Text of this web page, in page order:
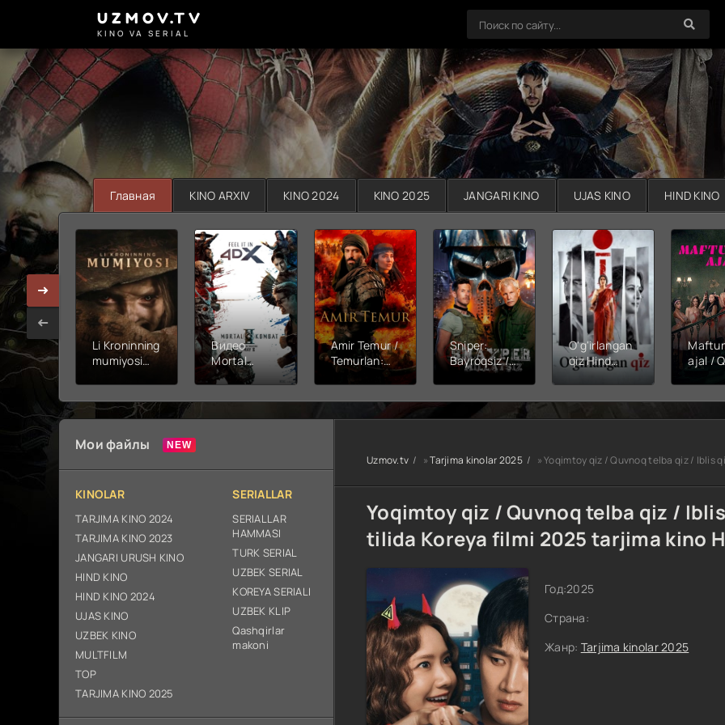
UZMOV.TV
KINO VA SERIAL
Главная KINO ARXIV KINO 2024 KINO 2025 JANGARI KINO UJAS KINO HIND KINO
Li Kroninning
mumiyosi
tarjima HD
skachat
Видео
Mortal
kombat 2 /
(2026)
Uzbek tilida
Amir Temur /
Temurlan:
Fathchining
Premyera
Netflix filmi
O'zbekcha
2026
tarjima kino
ix skachat
Sniper:
Bayroqsiz /
Snayper:
Bayroqsiz
snayper
Uzbek tilida
O'zbekcha
2026
Full HD tas-
ix skachat
O'g'irlangan
qiz Hind
kinosi 2026
O'zbekcha
tarjima kino
ajal /
tilida)
2026
Мои файлы
KINOLAR
TARJIMA KINO 2024
TARJIMA KINO 2023
JANGARI URUSH KINO
HIND KINO
HIND KINO 2024
UJAS KINO
UZBEK KINO
MULTFILM
TOP
TARJIMA KINO 2025
SERIALLAR
SERIALLAR
HAMMASI
TURK SERIAL
UZBEK SERIAL
KOREYA SERIALI
UZBEK KLIP
Qashqirlar
makoni
Uzmov.tv »Tarjima kinolar 2025 » Yoqimtoy qiz / Quvnoq telba qiz / Iblis
Yoqimtoy qiz / Quvnoq telba qiz /
tilida Koreya filmi 2025 tarjima kino
Год:2025
Страна:
Жанр: Tarjima kinolar 2025